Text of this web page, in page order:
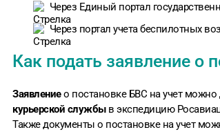
Через Единый портал
Через портал учета беспилотных
Как подать заявление о
Заявлениео постановке БВС на учет можно
курьерской службыв экспедицию
Также документы о постановке на учет